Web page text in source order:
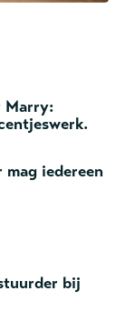
Marry:
iedereen
bij